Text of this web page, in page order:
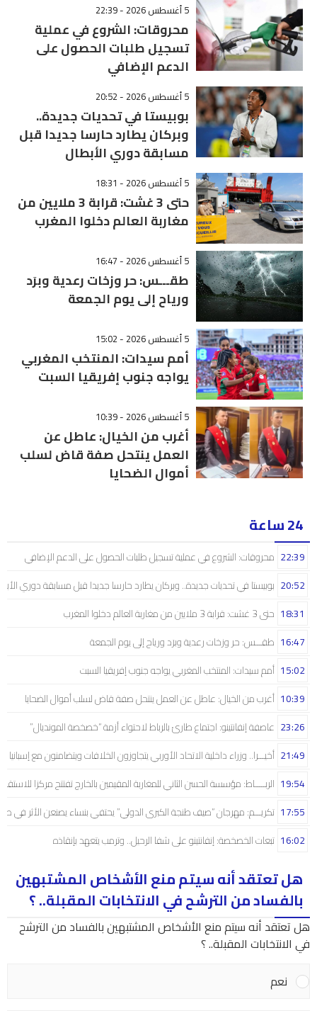
5 أغسطس 2026 - 22:39
محروقات: الشروع في عملية
تسجيل طلبات الحصول على
الدعم الإضافي
5 أغسطس 2026 - 20:52
بوبيستا في تحديات جديدة..
وبركان يطارد حارسا جديدا قبل
مسابقة دوري الأبطال
5 أغسطس 2026 - 18:31
حتى 3 غشت: قرابة 3 ملايين من
مغاربة العالم دخلوا المغرب
5 أغسطس 2026 - 16:47
طقـــس: حر وزخات رعدية وبرَد
ورياح إلى يوم الجمعة
5 أغسطس 2026 - 15:02
أمم سيدات: المنتخب المغربي
يواجه جنوب إفريقيا السبت
5 أغسطس 2026 - 10:39
أغرب من الخيال: عاطل عن
العمل ينتحل صفة قاض لسلب
أموال الضحايا
24 ساعة
محروقات: الشروع في عملية تسجيل طلبات الحصول على الدعم الإضافي 22:39
بوبيستا في تحديات جديدة.. وبركان يطارد حارسا جديدا قبل مسابقة دوري 20:52
حتى 3 غشت: قرابة 3 ملايين من مغاربة العالم دخلوا المغرب 18:31
طقـــس: حر وزخات رعدية وبرَد ورياح إلى يوم الجمعة 16:47
أمم سيدات: المنتخب المغربي يواجه جنوب إفريقيا السبت 15:02
أغرب من الخيال: عاطل عن العمل ينتحل صفة قاض لسلب أموال الضحايا 10:39
عاصفة إنفانتينو: اجتماع طارئ بالرباط لاحتواء أزمة “خصخصة المونديال” 23:26
أخيـــرا.. وزراء داخلية الاتحاد الأوربي يتجاوزون الخلافات ويتضامنون مع إسبانيا 21:49
الربـــــاط: مؤسسة الحسن الثاني للمغاربة المقيمين بالخارج تفتتح مركزا 19:54
تكريـــم: مهرجان “صيف طنجة الكبرى الدولي” يحتفي بنساء يصنعن الأثر في 17:55
تبعات الخصخصة: إنفانتينو على شفا الرحيل.. وترمب يتعهد بإنقاذه 16:02
هل تعتقد أنه سيتم منع الأشخاص المشتبهين
بالفساد من الترشح في الانتخابات المقبلة.. ؟
هل تعتقد أنه سيتم منع الأشخاص المشتبهين بالفساد من الترشح
في الانتخابات المقبلة.. ؟
نعم